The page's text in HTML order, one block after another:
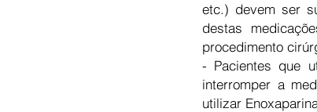
etc.) devem ser
destas
procedimento
- Pacientes que
interromper a
utilizar